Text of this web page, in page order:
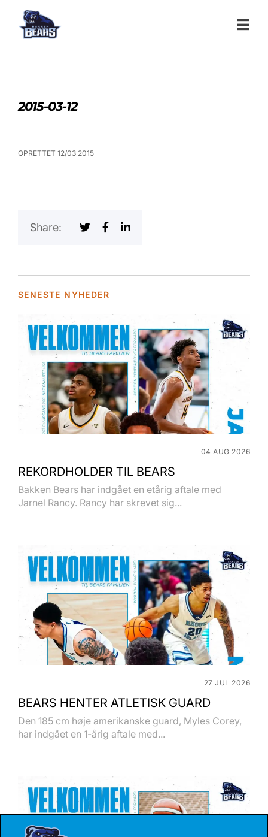
2015-03-12
OPRETTET 12/03 2015
Share:
SENESTE NYHEDER
04 AUG 2026
REKORDHOLDER TIL BEARS
Bakken Bears har indgået en etårig aftale med
Jarnel Rancy. Rancy har skrevet sig...
27 JUL 2026
BEARS HENTER ATLETISK GUARD
Den 185 cm høje amerikanske guard, Myles Corey,
har indgået en 1-årig aftale med...